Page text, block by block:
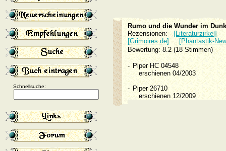
Schnellsuche:
Rumo und die Wunder im
Rezensionen:[Literaturzirkel]
[Grimoires.de]
[Phantastik-
Bewertung: 8.2 (18 Stimmen)
- Piper HC 04548
erschienen 04/2003
- Piper 26710
erschienen 12/2009